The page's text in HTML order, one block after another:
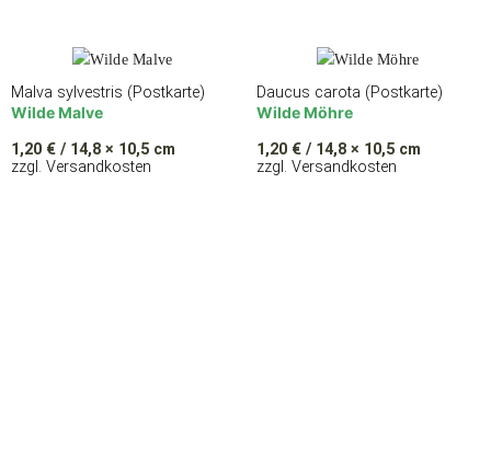
Malva sylvestris (Postkarte)
Wilde Malve
1,20 € / 14,8 × 10,5 cm
zzgl. Versandkosten
Daucus carota (Postkarte)
Wilde Möhre
1,20 € / 14,8 × 10,5 cm
zzgl. Versandkosten